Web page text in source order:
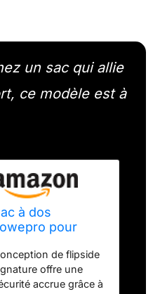
un sac qui allie
ce modèle est à
à dos
pour
de flipside
offre une
accrue grâce à